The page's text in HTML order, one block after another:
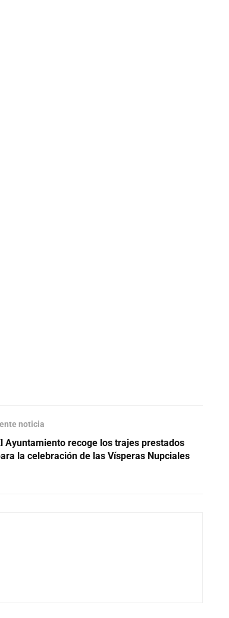
noticia
Ayuntamiento recoge los trajes prestados
la celebración de las Vísperas Nupciales